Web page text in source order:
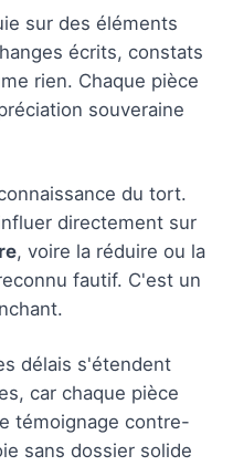
sur des éléments
écrits, constats
rien. Chaque pièce
souveraine
du tort.
directement sur
, voire la réduire ou la
fautif. C'est un
délais s'étendent
car chaque pièce
témoignage contre-
sans dossier solide